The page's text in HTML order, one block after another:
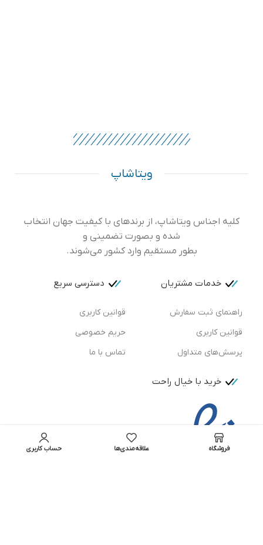
ویتاشاپ
کلیه اجناس ویتاشاپ، از برندهای با کیفیت جهان انتخاب
شده و بصورت تضمینی و
بطور مستقیم وارد کشور می‌شوند.
خدمات مشتریان
راهنمای ثبت سفارش
قوانین کاربری
پرسش‌های متداول
دسترسی سریع
قوانین کاربری
حریم خصوصی
تماس با ما
خرید با خیال راحت
فروشگاه علاقه‌مندی‌ها حساب کاربری